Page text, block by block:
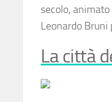
secolo,
Leonardo Bruni
La città